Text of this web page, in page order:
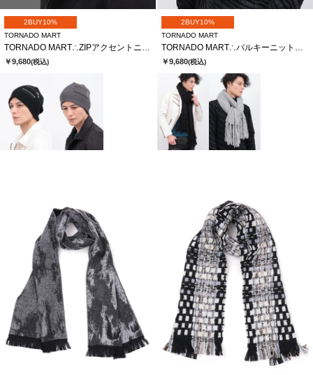
2BUY10%
TORNADO MART
TORNADO MART∴ZIPアクセントニットキャップ
￥9,680(税込)
2BUY10%
TORNADO MART
TORNADO MART∴バルキーニットストール
￥9,680(税込)